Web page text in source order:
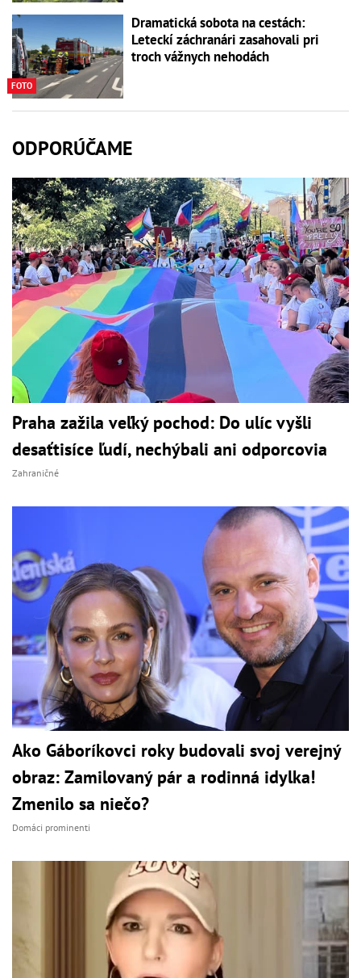
FOTO
Dramatická sobota na cestách:
Leteckí záchranári zasahovali pri
troch vážnych nehodách
ODPORÚČAME
Praha zažila veľký pochod: Do ulíc vyšli
desaťtisíce ľudí, nechýbali ani odporcovia
Zahraničné
Ako Gáboríkovci roky budovali svoj verejný
obraz: Zamilovaný pár a rodinná idylka!
Zmenilo sa niečo?
Domáci prominenti